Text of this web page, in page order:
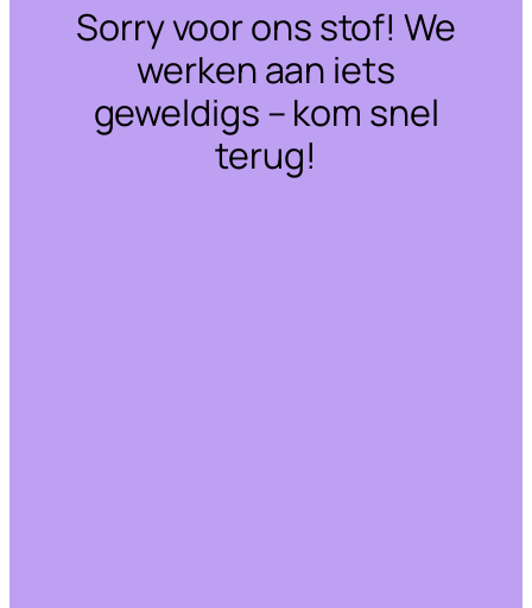
Sorry voor ons stof! We
werken aan iets
geweldigs – kom snel
terug!